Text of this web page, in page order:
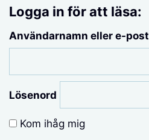
Logga in för att läsa:
Användarnamn eller e-post
Lösenord
Kom ihåg mig